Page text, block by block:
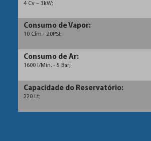
4 Cv – 3kW;
Consumo de Vapor:
10 Cfm - 20PSI;
Consumo de Ar:
1600 l/Min. - 5 Bar;
Capacidade do Reservatório:
220 Lt;